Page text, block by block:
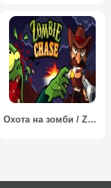
Охота на зомби / Zombie Chase